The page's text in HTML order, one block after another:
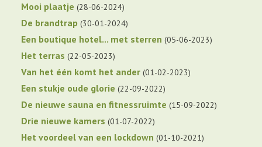
Mooi plaatje 28-06-2024
De brandtrap 30-01-2024
Een boutique hotel... met sterren 05-06-2023
Het terras 22-05-2023
Van het één komt het ander 01-02-2023
Een stukje oude glorie 22-09-2022
De nieuwe sauna en fitnessruimte 15-09-2022
Drie nieuwe kamers 01-07-2022
Het voordeel van een lockdown 01-10-2021